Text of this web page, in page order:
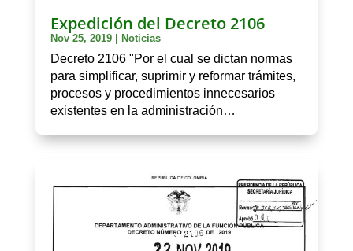
Expedición del Decreto 2106
Nov 25, 2019| Noticias
Decreto 2106 "Por el cual se dictan normas
para simplificar, suprimir y reformar trámites,
procesos y procedimientos innecesarios
existentes en la administración…